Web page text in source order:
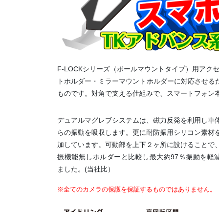
F-LOCKシリーズ（ボールマウントタイプ）用アク
トホルダー・ミラーマウントホルダーに対応させ
ものです。対角で支える仕組みで、スマートフォ
デュアルマグレブシステムは、磁力反発を利用し車
らの振動を吸収します。更に耐防振用シリコン素材
加しています。可動部を上下２ヶ所に設けることで
振機能無しホルダーと比較し最大約97％振動を軽
ました。(当社比）
※全てのカメラの保護を保証するものではありません。